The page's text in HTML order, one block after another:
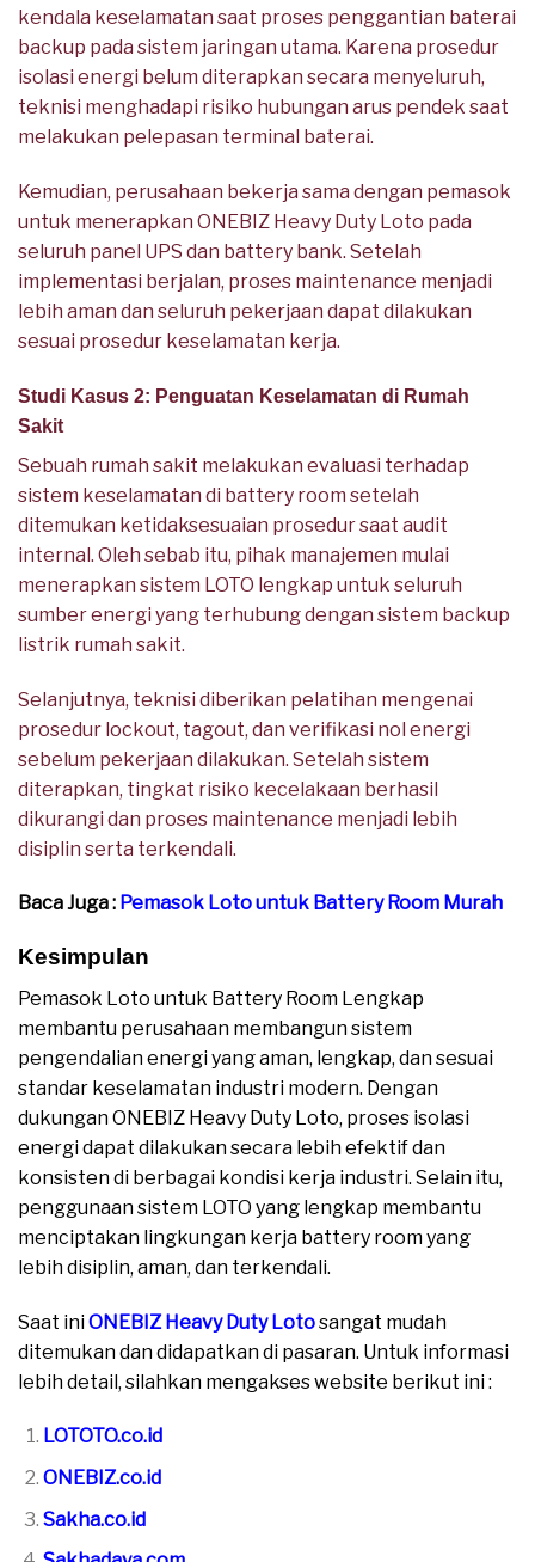
kendala keselamatan saat proses penggantian baterai
backup pada sistem jaringan utama. Karena prosedur
isolasi energi belum diterapkan secara menyeluruh,
teknisi menghadapi risiko hubungan arus pendek saat
melakukan pelepasan terminal baterai.
Kemudian, perusahaan bekerja sama dengan pemasok
untuk menerapkan ONEBIZ Heavy Duty Loto pada
seluruh panel UPS dan battery bank. Setelah
implementasi berjalan, proses maintenance menjadi
lebih aman dan seluruh pekerjaan dapat dilakukan
sesuai prosedur keselamatan kerja.
Studi Kasus 2: Penguatan Keselamatan di Rumah
Sakit
Sebuah rumah sakit melakukan evaluasi terhadap
sistem keselamatan di battery room setelah
ditemukan ketidaksesuaian prosedur saat audit
internal. Oleh sebab itu, pihak manajemen mulai
menerapkan sistem LOTO lengkap untuk seluruh
sumber energi yang terhubung dengan sistem backup
listrik rumah sakit.
Selanjutnya, teknisi diberikan pelatihan mengenai
prosedur lockout, tagout, dan verifikasi nol energi
sebelum pekerjaan dilakukan. Setelah sistem
diterapkan, tingkat risiko kecelakaan berhasil
dikurangi dan proses maintenance menjadi lebih
disiplin serta terkendali.
Baca Juga : Pemasok Loto untuk Battery Room Murah
Kesimpulan
Pemasok Loto untuk Battery Room Lengkap
membantu perusahaan membangun sistem
pengendalian energi yang aman, lengkap, dan sesuai
standar keselamatan industri modern. Dengan
dukungan ONEBIZ Heavy Duty Loto, proses isolasi
energi dapat dilakukan secara lebih efektif dan
konsisten di berbagai kondisi kerja industri. Selain itu,
penggunaan sistem LOTO yang lengkap membantu
menciptakan lingkungan kerja battery room yang
lebih disiplin, aman, dan terkendali.
Saat iniONEBIZ Heavy Duty Lotosangat mudah
ditemukan dan didapatkan di pasaran. Untuk informasi
lebih detail, silahkan mengakses website berikut ini :
LOTOTO.co.id
ONEBIZ.co.id
Sakha.co.id